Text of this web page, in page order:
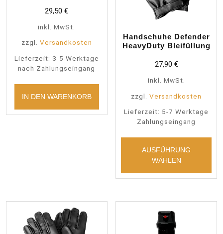
29,50€
inkl. MwSt.
zzgl. Versandkosten
Lieferzeit: 3-5 Werktage
nach Zahlungseingang
IN DEN WARENKORB
Handschuhe Defender
HeavyDuty Bleifüllung
27,90 €
inkl. MwSt.
zzgl.Versandkosten
Lieferzeit: 5-7 Werktage
Zahlungseingang
AUSFÜHRUNG
WÄHLEN
Die